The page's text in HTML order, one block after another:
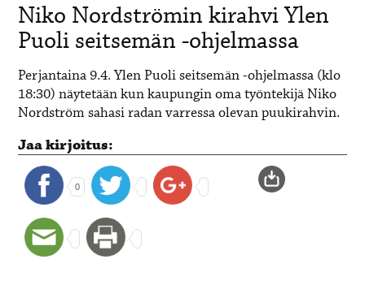
Niko Nordströmin kirahvi Ylen
Puoli seitsemän -ohjelmassa
Perjantaina 9.4. Ylen Puoli seitsemän -ohjelmassa (klo
18:30) näytetään kun kaupungin oma työntekijä Niko
Nordström sahasi radan varressa olevan puukirahvin.
Jaa kirjoitus:
0